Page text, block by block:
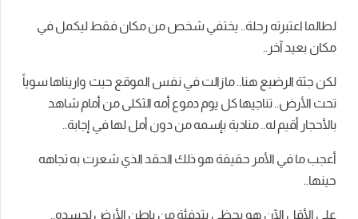
لطالما اعتبرته رحلة.. يختفي شخص من مكان فقط ليكمل في
مكان بعيد آخر..
لكن جثة الرضيع هنا.. مازالت في نفس الموقع حيث واريناها سوياً
تحت الأرض.. تناجيها كل يوم دموع أمه الثكلى من أمام شاهد
بالأحجار أقيم له.. منادية بإسمه من دون أمل لها في إجابة..
أعجب ما في الأمر حقيقة هو ذلك الحقد الذي شعرت به تجاهه
حينها..
على الأقل الآن هو يحظى بتدفئة من باطن الأرض لجسده..